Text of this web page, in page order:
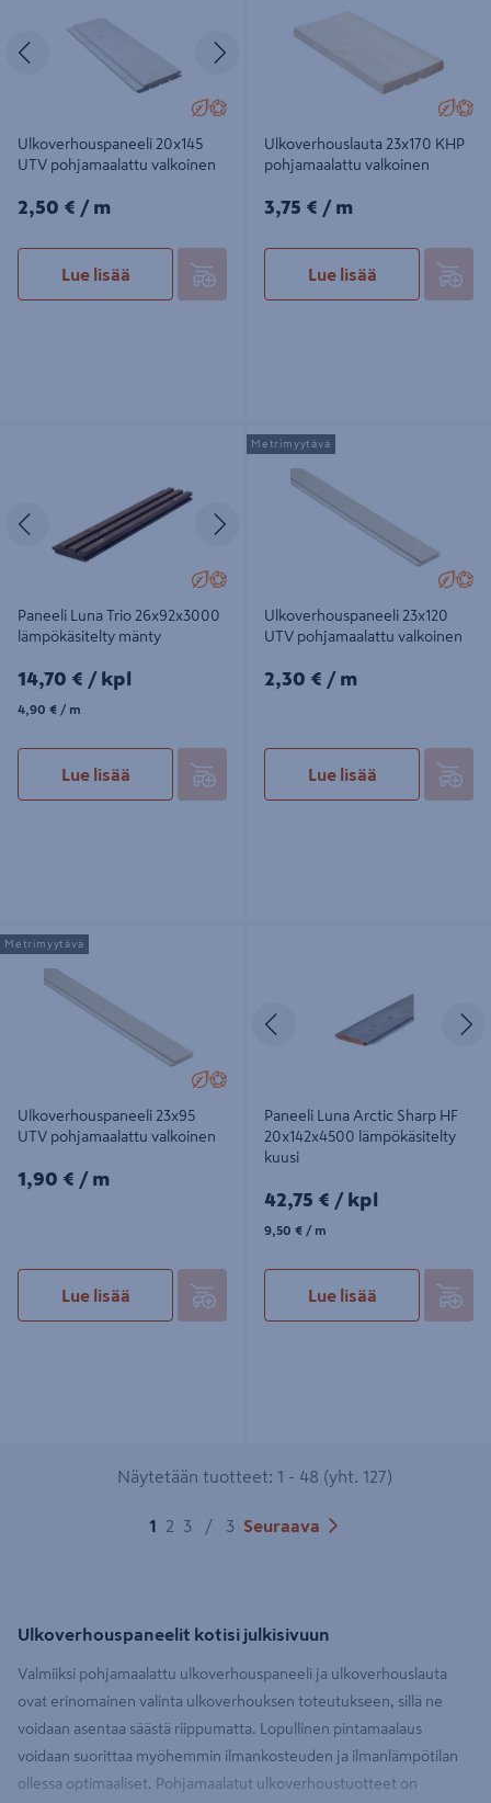
Edellinen Seuraava
Ulkoverhouspaneeli 20x145
UTV pohjamaalattu valkoinen
2,50€/m
2,50 € / m
Lue lisää
Ulkoverhouslauta 23x170 KHP
pohjamaalattu valkoinen
3,75€/m
3,75 € / m
Lue lisää
Paneeli Luna Trio 26x92x3000
lämpökäsitelty mänty
14,70€/kpl
14,70 € / kpl
4,90€/m
4,90 € / m
Lue lisää
Ulkoverhouspaneeli 23x120 UTV
pohjamaalattu valkoinen
Ulkoverhouspaneeli 23x120
UTV pohjamaalattu valkoinen
2,30€/m
2,30 € / m
Lue lisää
Metrimyytävä
Ulkoverhouspaneeli 23x95 UTV
pohjamaalattu valkoinen
Ulkoverhouspaneeli 23x95
UTV pohjamaalattu valkoinen
1,90€/m
1,90 € / m
Lue lisää
Metrimyytävä
Paneeli Luna Arctic Sharp HF
20x142x4500 lämpökäsitelty
kuusi
42,75€/kpl
42,75 € / kpl
9,50€/m
9,50 € / m
Lue lisää
Näytetään tuotteet: 1 - 48 (yht. 127)
1 2 3 / 3 Seuraava
Ulkoverhouspaneelit kotisi julkisivuun
Valmiiksi pohjamaalattu ulkoverhouspaneeli ja ulkoverhouslauta
ovat erinomainen valinta ulkoverhouksen toteutukseen, sillä ne
voidaan asentaa säästä riippumatta. Lopullinen pintamaalaus
voidaan suorittaa myöhemmin ilmankosteuden ja ilmanlämpötilan
ollessa optimaaliset. Pohjamaalatut ulkoverhoustuotteet on